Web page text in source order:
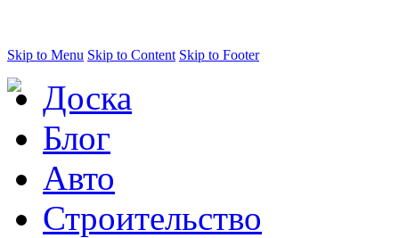
Skip to Menu Skip to Content Skip to Footer
Доска
Блог
Авто
Строительство